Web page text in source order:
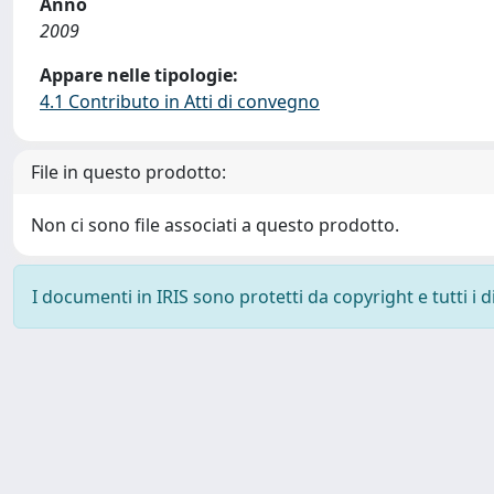
2009
Appare nelle tipologie:
4.1 Contributo in Atti di convegno
File in questo prodotto:
Non ci sono file associati a questo prodotto.
I documenti in IRIS sono protetti da copyright e tutti i